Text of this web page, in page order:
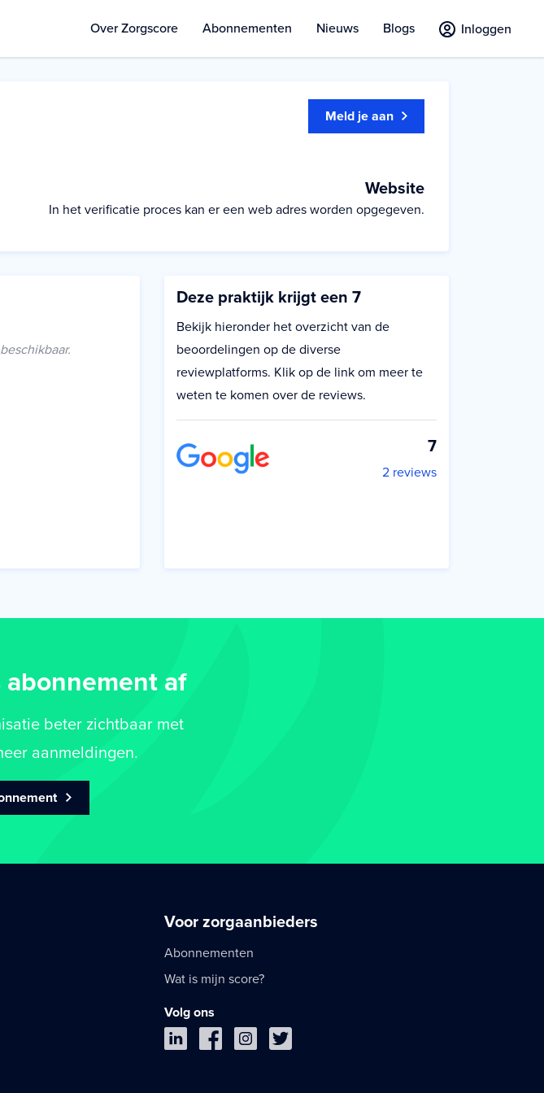
Over Zorgscore Abonnementen Nieuws Blogs Inloggen
Meld je aan
Website
In het verificatie proces kan er een web adres worden opgegeven.
Deze praktijk krijgt een 7
Bekijk hieronder het overzicht van de
beoordelingen op de diverse
reviewplatforms. Klik op de link om meer te
weten te komen over de reviews.
7
2 reviews
af
beter zichtbaar met
aanmeldingen.
Voor zorgaanbieders
Abonnementen
Wat is mijn score?
Volg ons